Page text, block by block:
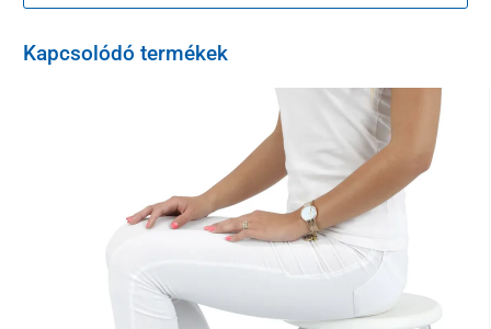
Kapcsolódó termékek